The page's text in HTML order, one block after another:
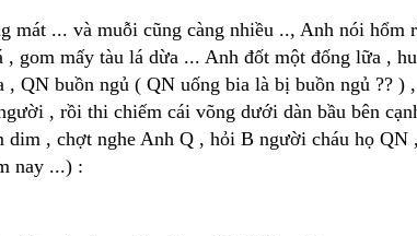
mát ... và muỗicũng càng nhiều .., Anh nói hổm
, gom mấy tàu lá dừa ... Anh đốt một đống lữa ,
, QNbuồn ngủ ( QNuống bia là bị buồn ngủ ?? ) ,
, rồi thi chiếm cái võng dưới dàn bầu bên
, chợt nghe Anh Q , hỏi B người cháu họ QN
nay ...) :